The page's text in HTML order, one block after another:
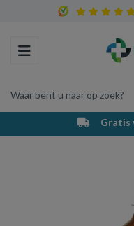
Toggle navigation
Waar bent u naar op zoek?
Winkelwagen
Vul
Gratis